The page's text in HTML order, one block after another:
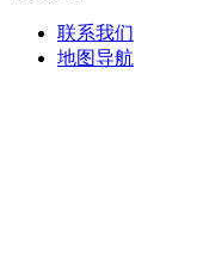
联系我们
地图导航